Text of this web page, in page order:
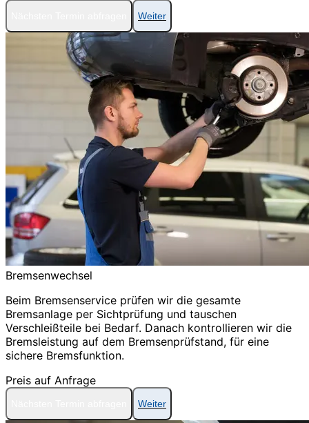
Weiter
Bremsenwechsel
Beim Bremsenservice prüfen wir die gesamte
Bremsanlage per Sichtprüfung und tauschen
Verschleißteile bei Bedarf. Danach kontrollieren wir die
Bremsleistung auf dem Bremsenprüfstand, für eine
sichere Bremsfunktion.
Preis auf Anfrage
Weiter